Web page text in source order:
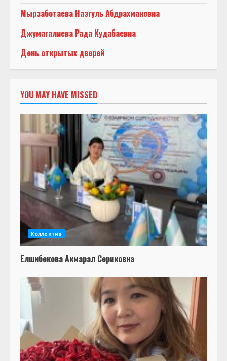
Мырзаботаева Назгуль Абдрахмановна
Джумагалиева Рада Кудабаевна
День открытых дверей
YOU MAY HAVE MISSED
Коллектив
Елшибекова Акмарал Сериковна